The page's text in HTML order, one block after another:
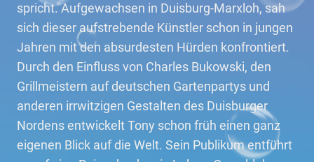
spricht. Aufgewachsen in Duisburg-Marxloh, sah
sich dieser aufstrebende Künstler schon in jungen
Jahren mit den absurdesten Hürden konfrontiert.
Durch den Einfluss von Charles Bukowski, den
Grillmeistern auf deutschen Gartenpartys und
anderen irrwitzigen Gestalten des Duisburger
Nordens entwickelt Tony schon früh einen ganz
eigenen Blick auf die Welt. Sein Publikum entführt